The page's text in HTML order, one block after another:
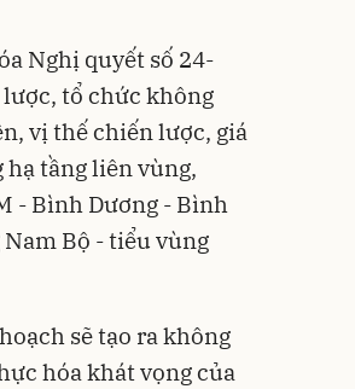
Nghị quyết số 24-
tổ chức không
vị thế chiến lược, giá
tầng liên vùng,
- Bình Dương - Bình
Bộ - tiểu vùng
sẽ tạo ra không
hóa khát vọng của